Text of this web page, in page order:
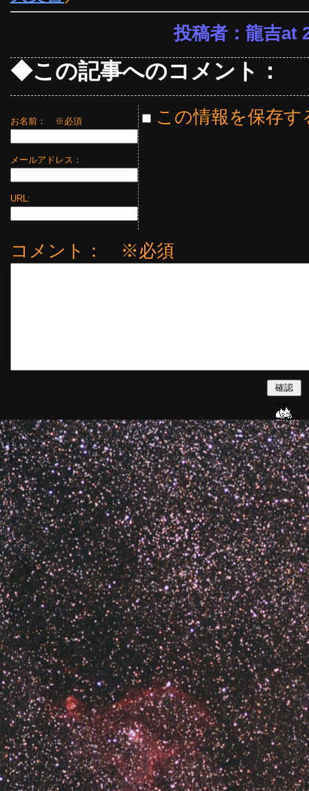
投稿者：龍吉at
◆この記事へのコメント：
お名前： ※必須
メールアドレス：
URL:
この情報を保存す
コメント： ※必須